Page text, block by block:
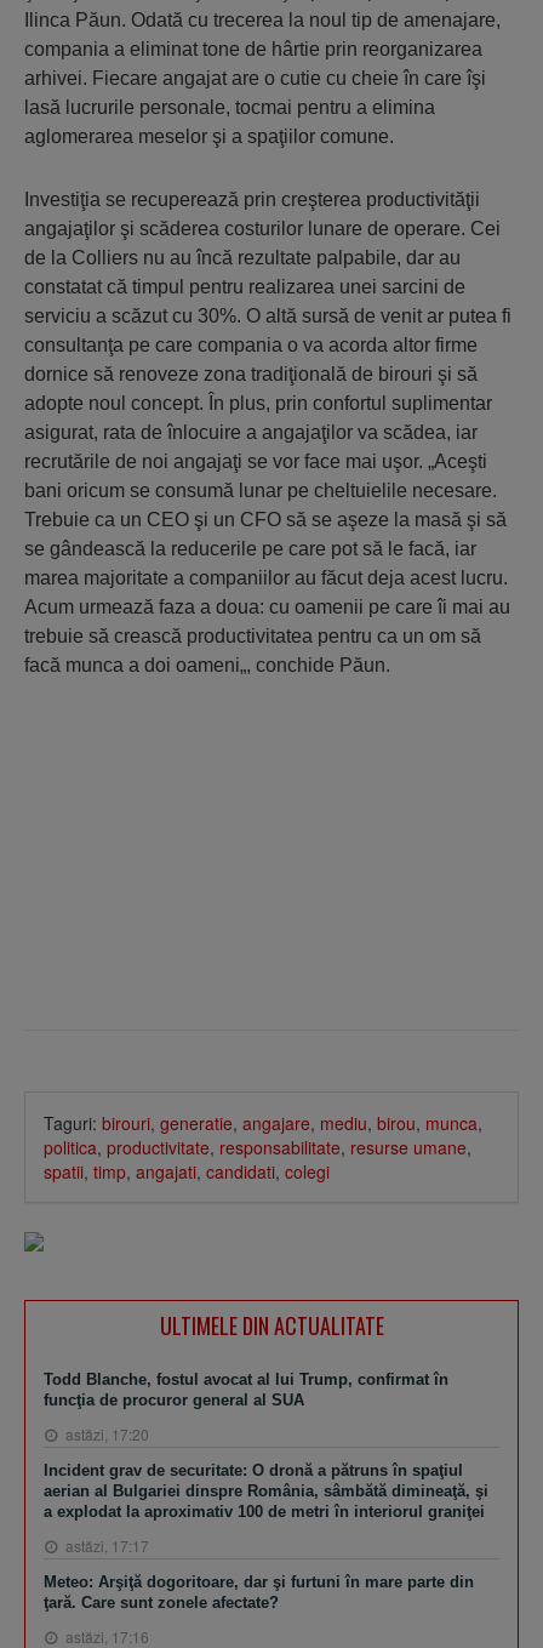
Ilinca Păun. Odată cu trecerea la noul tip de amenajare,
compania a eliminat tone de hârtie prin reorganizarea
arhivei. Fiecare angajat are o cutie cu cheie în care îşi
lasă lucrurile personale, tocmai pentru a elimina
aglomerarea meselor şi a spaţiilor comune.
Investiţia se recuperează prin creşterea productivităţii
angajaţilor şi scăderea costurilor lunare de operare. Cei
de la Colliers nu au încă rezultate palpabile, dar au
constatat că timpul pentru realizarea unei sarcini de
serviciu a scăzut cu 30%. O altă sursă de venit ar putea fi
consultanţa pe care compania o va acorda altor firme
dornice să renoveze zona tradiţională de birouri şi să
adopte noul concept. În plus, prin confortul suplimentar
asigurat, rata de înlocuire a angajaţilor va scădea, iar
recrutările de noi angajaţi se vor face mai uşor. „Aceşti
bani oricum se consumă lunar pe cheltuielile necesare.
Trebuie ca un CEO şi un CFO să se aşeze la masă şi să
se gândească la reducerile pe care pot să le facă, iar
marea majoritate a companiilor au făcut deja acest lucru.
Acum urmează faza a doua: cu oamenii pe care îi mai au
trebuie să crească productivitatea pentru ca un om să
facă munca a doi oameni„, conchide Păun.
Taguri: birouri, generatie, angajare, mediu, birou, munca,
politica, productivitate, responsabilitate, resurse umane,
spatii, timp, angajati, candidati, colegi
ULTIMELE DIN ACTUALITATE
Todd Blanche, fostul avocat al lui Trump, confirmat în
funcţia de procuror general al SUA
astăzi, 17:20
Incident grav de securitate: O dronă a pătruns în spaţiul
aerian al Bulgariei dinspre România, sâmbătă dimineaţă, şi
a explodat la aproximativ 100 de metri în interiorul graniţei
astăzi, 17:17
Meteo: Arşiţă dogoritoare, dar şi furtuni în mare parte din
ţară. Care sunt zonele afectate?
astăzi, 17:16